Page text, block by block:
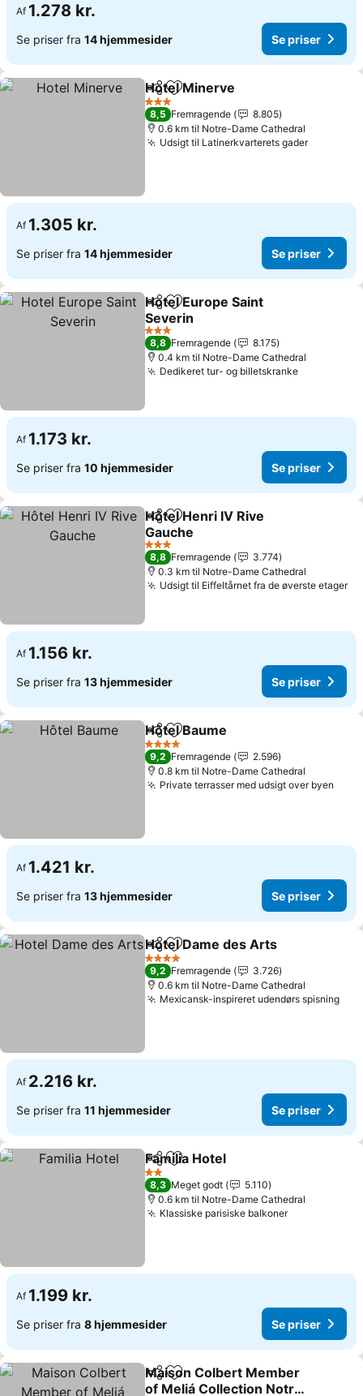
Af 1.278 kr.
Se priser fra 14 hjemmesider Se priser
Del Føj til favoritter
Hotel Minerve
3 Stjerner
8,5 Fremragende
8.805
0.6 km til Notre-Dame Cathedral
Udsigt til Latinerkvarterets gaderSe priser
Af 1.305 kr.
Se priser fra 14 hjemmesider Se priser
Del Føj til favoritter
Hotel Europe Saint
Severin
Se priser
3 Stjerner
8,8 Fremragende
8.175
0.4 km til Notre-Dame Cathedral
Dedikeret tur- og billetskrankeSe priser
Af 1.173 kr.
Se priser fra 10 hjemmesider Se priser
Del Føj til favoritter
Hôtel Henri IV Rive
Gauche
Se priser
3 Stjerner
8,8 Fremragende
3.774
0.3 km til Notre-Dame Cathedral
Udsigt til Eiffeltårnet fra de øverste etager
Af 1.156 kr.
Se priser fra 13 hjemmesider Se priser
Del Føj til favoritter
Hôtel Baume
4 Stjerner
9,2 Fremragende
2.596
0.8 km til Notre-Dame Cathedral
Private terrasser med udsigt over byen
Af 1.421 kr.
Se priser fra 13 hjemmesider Se priser
Del Føj til favoritter
Hotel Dame des Arts
4 Stjerner
9,2 Fremragende
3.726
0.6 km til Notre-Dame Cathedral
Mexicansk-inspireret udendørs spisningSe
Af 2.216 kr.
Se priser fra 11 hjemmesider Se priser
Del Føj til favoritter
Familia Hotel
2 Stjerner
8,3 Meget godt
5.110
0.6 km til Notre-Dame Cathedral
Klassiske parisiske balkonerSe priser
Af 1.199 kr.
Se priser fra 8 hjemmesider Se priser
Del Føj til favoritter
Maison Colbert Member
of Meliá Collection Notre-